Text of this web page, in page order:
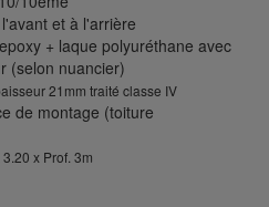
et à l'arrière
+ laque polyuréthane avec
(selon nuancier)
21mm traité classe IV
de montage (toiture
x Prof. 3m